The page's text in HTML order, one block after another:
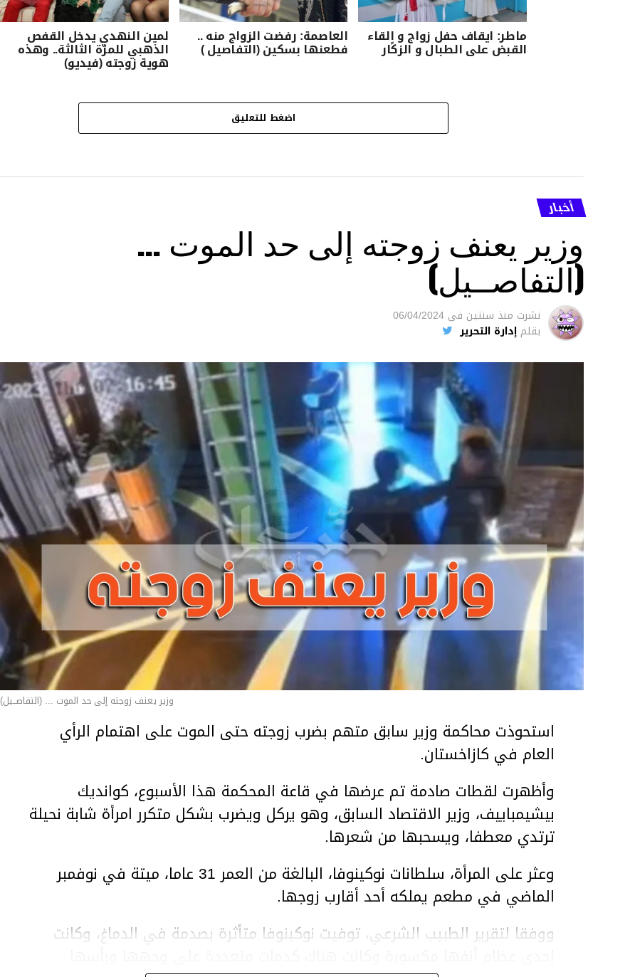
ماطر: ‏ايقاف ‏حفل ‏زواج ‏و ‏القاء
القبض ‏على الطبال ‏و ‏الزكًار
العاصمة: رفضت الزواج منه ..
فطعنها بسكين (التفاصيل )
لمين النهدي يدخل القفص
الذهبي للمرّة الثالثة.. وهذه
هوية زوجته (فيديو)
اضغط للتعليق
أخبار
وزير يعنف زوجته إلى حد الموت …
(التفاصــيل)
نشرت منذ سنتين فى 06/04/2024
بقلم إدارة التحرير
وزير يعنف زوجته إلى حد الموت ... (التفاصــيل)
استحوذت محاكمة وزير سابق متهم بضرب زوجته حتى الموت على اهتمام الرأي
العام في كازاخستان.
وأظهرت لقطات صادمة تم عرضها في قاعة المحكمة هذا الأسبوع، كوانديك
بيشيمباييف، وزير الاقتصاد السابق، وهو يركل ويضرب بشكل متكرر امرأة شابة نحيلة
ترتدي معطفا، ويسحبها من شعرها.
وعثر على المرأة، سلطانات نوكينوفا، البالغة من العمر 31 عاما، ميتة في نوفمبر
الماضي في مطعم يملكه أحد أقارب زوجها.
ووفقا لتقرير الطبيب الشرعي، توفيت نوكينوفا متأثرة بصدمة في الدماغ، وكانت